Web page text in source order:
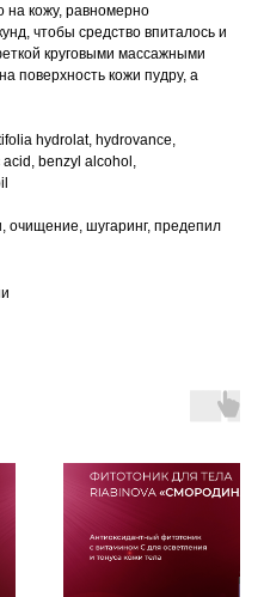
кожу, равномерно
чтобы средство впиталось и
круговыми массажными
поверхность кожи пудру, а
hydrolat, hydrovance,
benzyl alcohol,
очищение, шугаринг, предепил